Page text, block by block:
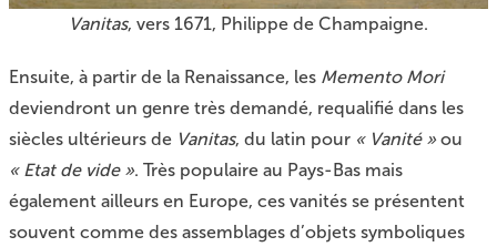
Vanitas, vers 1671, Philippe de Champaigne.
Ensuite, à partir de la Renaissance, les Memento Mori
deviendront un genre très demandé, requalifié dans les
siècles ultérieurs de Vanitas, du latin pour « Vanité »ou
« Etat de vide ». Très populaire au Pays-Bas mais
également ailleurs en Europe, ces vanités se présentent
souvent comme des assemblages d’objets symboliques